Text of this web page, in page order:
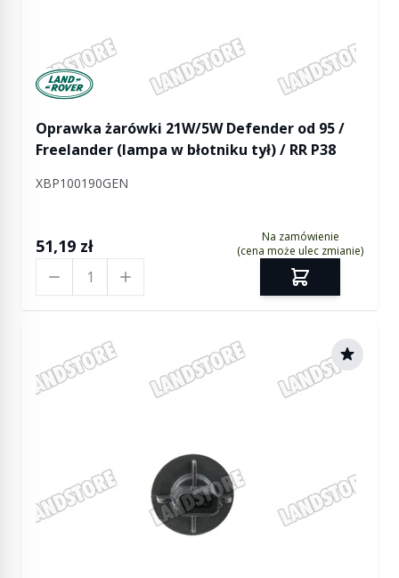
Manufactured by Land rover
Oprawka żarówki 21W/5W Defender od 95 /
Freelander (lampa w błotniku tył) / RR P38
XBP100190GEN
51,19 zł
Na zamówienie
(cena może ulec zmianie)